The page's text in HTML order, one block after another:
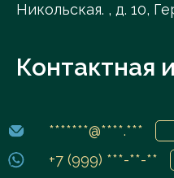
Никольская. , д. 10,
Контактная
*******@****.***
+7 (999) ***-**-**